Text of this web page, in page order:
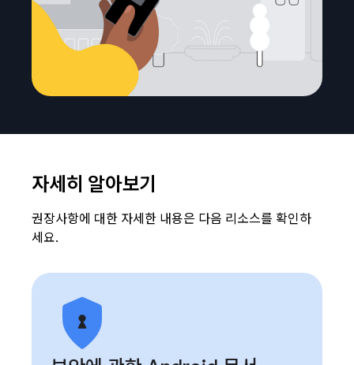
자세히 알아보기
권장사항에 대한 자세한 내용은 다음 리소스를 확인하
세요.